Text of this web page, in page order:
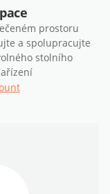
prostoru
a spolupracujte
stolního